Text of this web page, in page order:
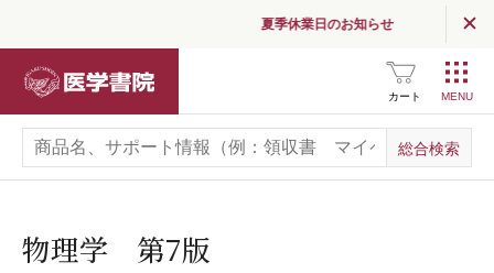
夏季休業日のお知らせ
カート
物理学 第7版